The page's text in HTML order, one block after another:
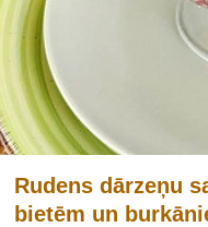
Rudens dārzeņu
bietēm un